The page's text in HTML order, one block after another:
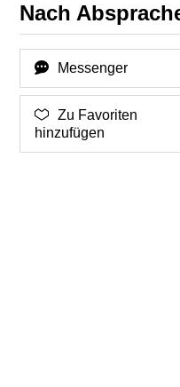
Nach
Messenger
Zu Favoriten
hinzufügen